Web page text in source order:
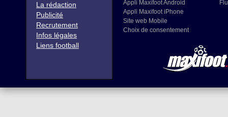
La rédaction
Publicité
Recrutement
Infos légales
Liens football
Appli Maxifoot Android
Appli Maxifoot iPhone
Site web Mobile
Choix de consentement